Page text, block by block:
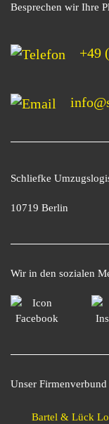
Besprechen wir Ihre
+49
Schliefke
10719 Berlin
Wir in den sozialen
Unser Firmenverbund
Bartel & Lück